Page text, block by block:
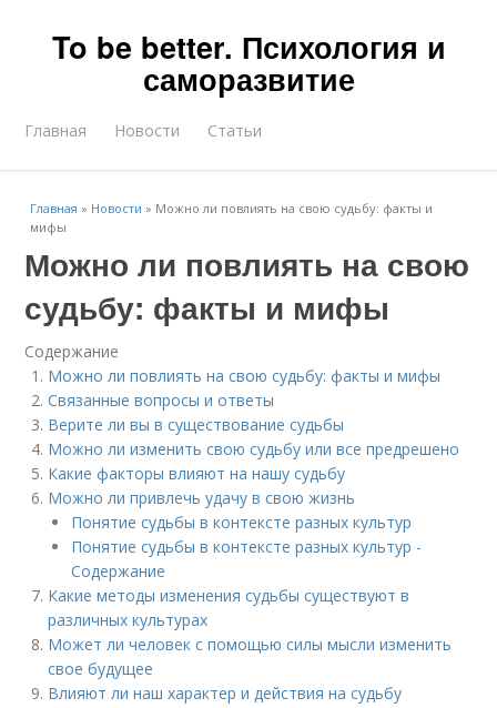
To be better. Психология и
саморазвитие
Главная Новости Статьи
Главная » Новости » Можно ли повлиять на свою судьбу: факты и
мифы
Можно ли повлиять на свою
судьбу: факты и мифы
Содержание
Можно ли повлиять на свою судьбу: факты и мифы
Связанные вопросы и ответы
Верите ли вы в существование судьбы
Можно ли изменить свою судьбу или все предрешено
Какие факторы влияют на нашу судьбу
Можно ли привлечь удачу в свою жизнь
Понятие судьбы в контексте разных культур
Понятие судьбы в контексте разных культур -
Содержание
Какие методы изменения судьбы существуют в
различных культурах
Может ли человек с помощью силы мысли изменить
свое будущее
Влияют ли наш характер и действия на судьбу